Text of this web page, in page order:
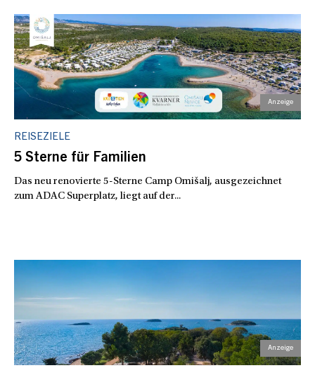
REISEZIELE
5 Sterne für Familien
Das neu renovierte 5-Sterne Camp Omišalj, ausgezeichnet
zum ADAC Superplatz, liegt auf der...